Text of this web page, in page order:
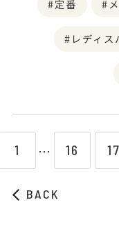
定番
レディス
BACK
1 ⋯ 16 17